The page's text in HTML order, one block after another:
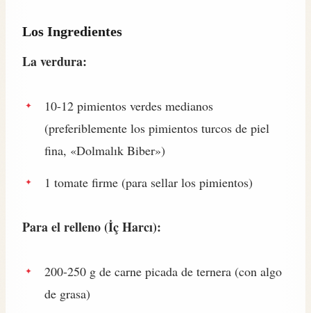
Los Ingredientes
La verdura:
10-12 pimientos verdes medianos
(preferiblemente los pimientos turcos de piel
fina, «Dolmalık Biber»)
1 tomate firme (para sellar los pimientos)
Para el relleno (İç Harcı):
200-250 g de carne picada de ternera (con algo
de grasa)